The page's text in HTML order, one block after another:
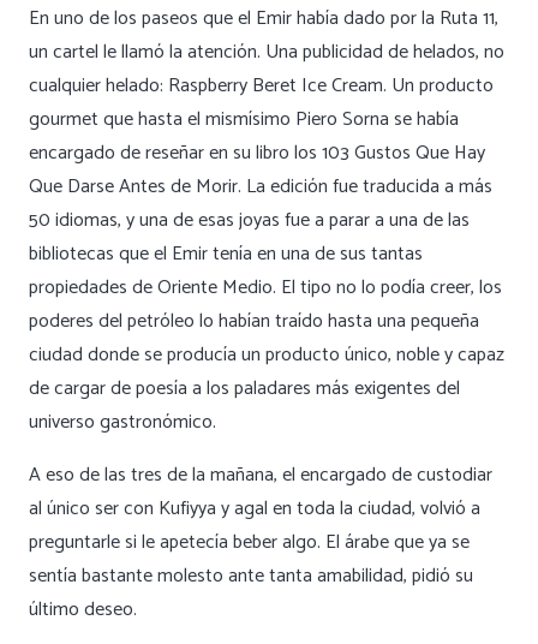
En uno de los paseos que el Emir había dado por la Ruta 11,
un cartel le llamó la atención. Una publicidad de helados, no
cualquier helado: Raspberry Beret Ice Cream. Un producto
gourmet que hasta el mismísimo Piero Sorna se había
encargado de reseñar en su libro los 103 Gustos Que Hay
Que Darse Antes de Morir. La edición fue traducida a más
50 idiomas, y una de esas joyas fue a parar a una de las
bibliotecas que el Emir tenía en una de sus tantas
propiedades de Oriente Medio. El tipo no lo podía creer, los
poderes del petróleo lo habían traído hasta una pequeña
ciudad donde se producía un producto único, noble y capaz
de cargar de poesía a los paladares más exigentes del
universo gastronómico.
A eso de las tres de la mañana, el encargado de custodiar
al único ser con Kufiyya y agal en toda la ciudad, volvió a
preguntarle si le apetecía beber algo. El árabe que ya se
sentía bastante molesto ante tanta amabilidad, pidió su
último deseo.